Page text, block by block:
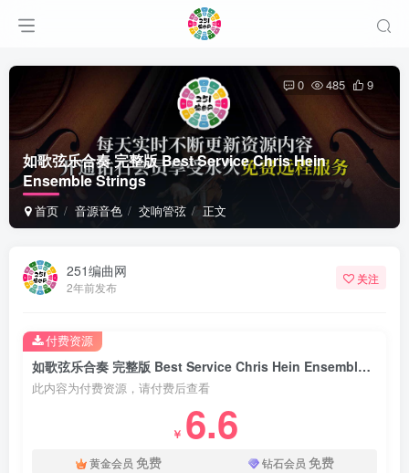
如歌弦乐合奏 完整版 Best Service Chris Hein
Ensemble Strings
首页 音源音色 交响管弦 正文
0 485 9
251编曲网
2年前发布
关注
如歌弦乐合奏 完整版 Best Service Chris Hein Ensemble Strings
此内容为付费资源，请付费后查看
￥ 6.6
黄金会员 免费 钻石会员 免费
付费资源